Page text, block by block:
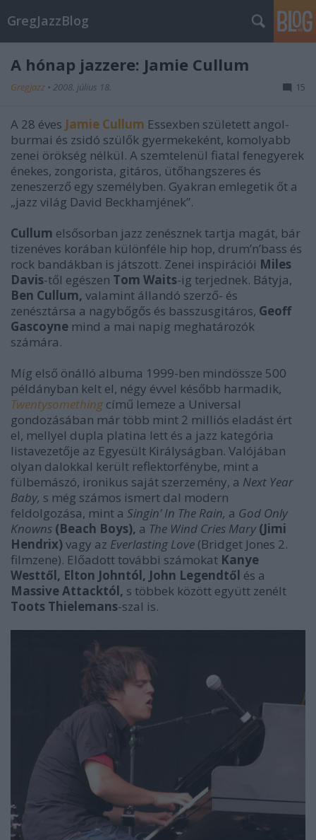
GregJazzBlog
A hónap jazzere: Jamie Cullum
GregJazz • 2008. július 18. 15
A 28 éves Jamie Cullum Essexben született angol-
burmai és zsidó szülők gyermekeként, komolyabb
zenei örökség nélkül. A szemtelenül fiatal fenegyerek
énekes, zongorista, gitáros, ütőhangszeres és
zeneszerző egy személyben. Gyakran emlegetik őt a
„jazz világ David Beckhamjének”.
Cullum elsősorban jazz zenésznek tartja magát, bár
tizenéves korában különféle hip hop, drum’n’bass és
rock bandákban is játszott. Zenei inspirációi Miles
Davis-től egészen Tom Waits-ig terjednek. Bátyja,
Ben Cullum, valamint állandó szerző- és
zenésztársa a nagybőgős és basszusgitáros, Geoff
Gascoyne mind a mai napig meghatározók
számára.
Míg első önálló albuma 1999-ben mindössze 500
példányban kelt el, négy évvel később harmadik,
Twentysomething című lemeze a Universal
gondozásában már több mint 2 milliós eladást ért
el, mellyel dupla platina lett és a jazz kategória
listavezetője az Egyesült Királyságban. Valójában
olyan dalokkal került reflektorfénybe, mint a
fülbemászó, ironikus saját szerzemény, a Next Year
Baby, s még számos ismert dal modern
feldolgozása, mint a Singin’ In The Rain, a God Only
Knowns (Beach Boys), a The Wind Cries Mary (Jimi
Hendrix)vagy az Everlasting Love (Bridget Jones 2.
filmzene). Előadott további számokat Kanye
Westtől, Elton Johntól, John Legendtől és a
Massive Attacktól, s többek között együtt zenélt
Toots Thielemans-szal is.